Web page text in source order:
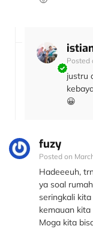
Posted
justru
😀
fuzy
Posted on
Hadeeeuh,
ya soal
seringkali
kemauan
Moga kita